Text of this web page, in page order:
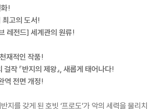
!
최고의 도서!
레전드] 세계관의 원류!
재적인 작품!
작 『반지의 제왕』, 새롭게 태어나다!
역 전면 개정!
지를 갖게 된 호빗 ‘프로도’가 악의 세력을 물리치